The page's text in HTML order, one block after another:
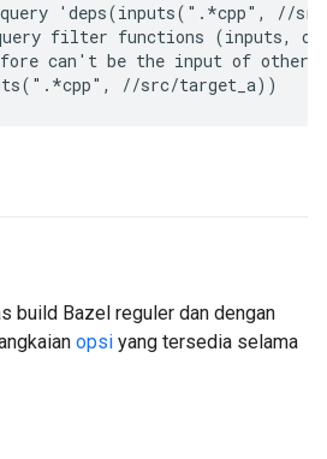
'deps(inputs(".*cpp", //
filter functions (inputs,
can't be the input of other
build Bazel reguler dan dengan
opsi yang tersedia selama